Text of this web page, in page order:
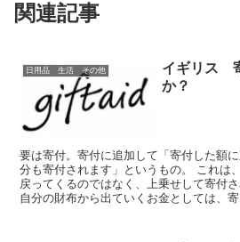
関連記事
日用品 生活 その他
イギリス
か？
要は寄付。寄付に追加して「寄付した額
分も寄付されます」というもの。 これは
戻ってくるのではなく、上乗せして寄付
自分の財布から出ていくお金としては、寄